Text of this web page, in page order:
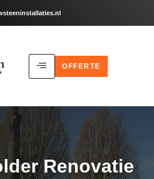
OFFERTE
Renovatie